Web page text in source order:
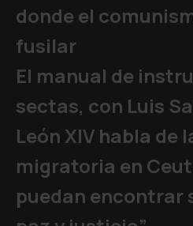
donde el
fusilar
El manual de
sectas, con Luis
León XIV habla de
migratoria en
puedan encontrar